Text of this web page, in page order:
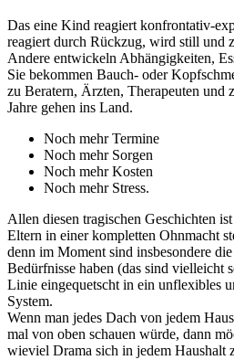
Das eine Kind reagiert konfrontativ-
reagiert durch Rückzug, wird still und
Andere entwickeln Abhängigkeiten,
Sie bekommen Bauch- oder
zu Beratern, Ärzten, Therapeuten und
Jahre gehen ins Land.
Noch mehr Termine
Noch mehr Sorgen
Noch mehr Kosten
Noch mehr Stress.
Allen diesen tragischen Geschichten
Eltern in einer kompletten Ohnmacht
denn im Moment sind insbesondere
Bedürfnisse haben (das sind vielleicht
Linie eingequetscht in ein unflexibles
System.
Wenn man jedes Dach von jedem
mal von oben schauen würde, dann
wieviel Drama sich in jedem Haushalt